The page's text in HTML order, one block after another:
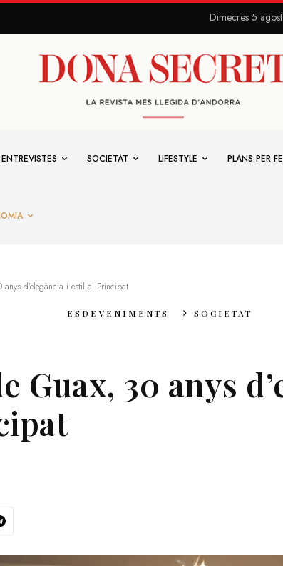
Dimecres 5
ENTREVISTES SOCIETAT LIFESTYLE PLANS PER
anys d'elegància i estil al Principat
ESDEVENIMENTS SOCIETAT
Guax, 30 anys